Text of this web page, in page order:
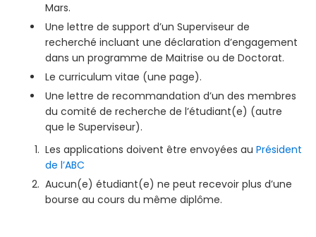
Mars.
Une lettre de support d’un Superviseur de
recherché incluant une déclaration d’engagement
dans un programme de Maitrise ou de Doctorat.
Le curriculum vitae (une page).
Une lettre de recommandation d’un des membres
du comité de recherche de l’étudiant(e) (autre
que le Superviseur).
Les applications doivent être envoyées au Président
de l’ABC
Aucun(e) étudiant(e) ne peut recevoir plus d’une
bourse au cours du même diplôme.